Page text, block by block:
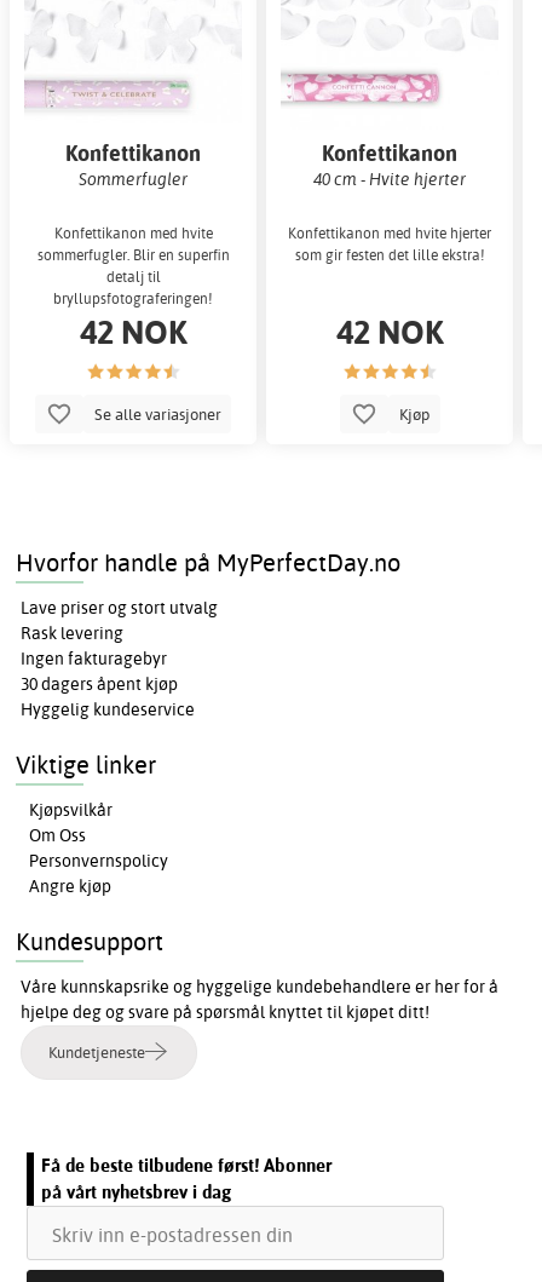
Konfettikanon
Sommerfugler
Konfettikanon med hvite
sommerfugler. Blir en superfin
detalj til
bryllupsfotograferingen!
42 NOK
Se alle variasjoner
Konfettikanon
40 cm - Hvite hjerter
Konfettikanon med hvite hjerter
som gir festen det lille ekstra!
42 NOK
Kjøp
Hvorfor handle på MyPerfectDay.no
Lave priser og stort utvalg
Rask levering
Ingen fakturagebyr
30 dagers åpent kjøp
Hyggelig kundeservice
Viktige linker
Kjøpsvilkår
Om Oss
Personvernspolicy
Angre kjøp
Kundesupport
Våre kunnskapsrike og hyggelige kundebehandlere er her for å
hjelpe deg og svare på spørsmål knyttet til kjøpet ditt!
Kundetjeneste
Få de beste tilbudene først! Abonner
på vårt nyhetsbrev i dag